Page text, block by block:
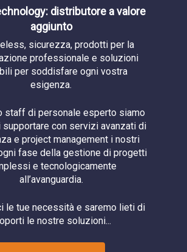
distributore a valore
aggiunto
sicurezza, prodotti per la
professionale e soluzioni
per soddisfare ogni vostra
esigenza.
staff di personale esperto siamo
supportare con servizi avanzati di
e project management i nostri
fase della gestione di progetti
e tecnologicamente
all’avanguardia.
le tue necessità e saremo lieti di
le nostre soluzioni...